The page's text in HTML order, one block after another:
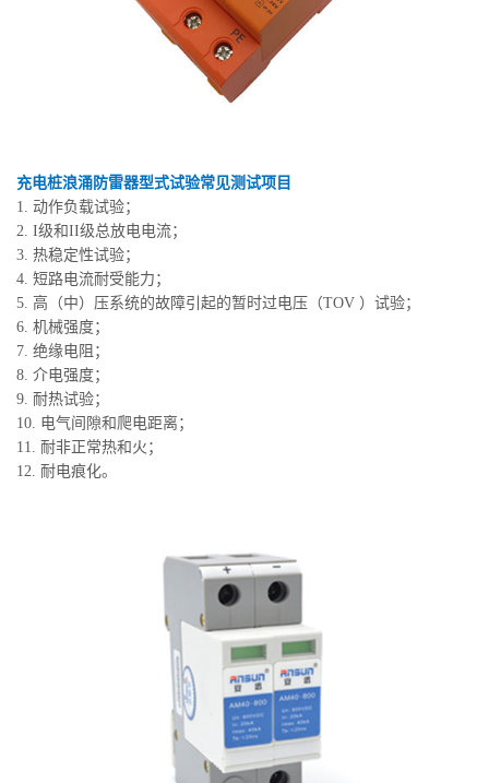
充电桩浪涌防雷器型式试验常见测试项目
1. 动作负载试验；
2. I级和II级总放电电流；
3. 热稳定性试验；
4. 短路电流耐受能力；
5. 高（中）压系统的故障引起的暂时过电压（TOV ）试验；
6. 机械强度；
7. 绝缘电阻；
8. 介电强度；
9. 耐热试验；
10. 电气间隙和爬电距离；
11. 耐非正常热和火；
12. 耐电痕化。